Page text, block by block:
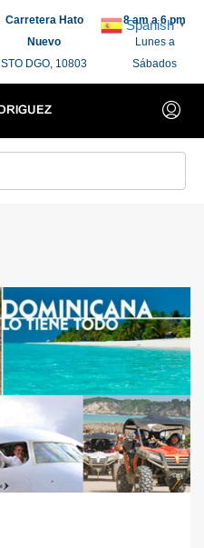
Carretera Hato
Nuevo
STO DGO, 10803
8 am a 6 pm
Lunes a
Sábados
Spanish ▼